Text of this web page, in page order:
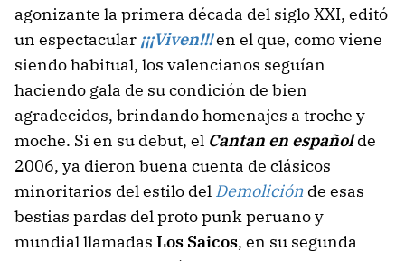
agonizante la primera década del siglo XXI, editó
un espectacular ¡¡¡Viven!!!en el que, como viene
siendo habitual, los valencianos seguían
haciendo gala de su condición de bien
agradecidos, brindando homenajes a troche y
moche. Si en su debut, el Cantan en españolde
2006, ya dieron buena cuenta de clásicos
minoritarios del estilo del Demolición de esas
bestias pardas del proto punk peruano y
mundial llamadas Los Saicos, en su segunda